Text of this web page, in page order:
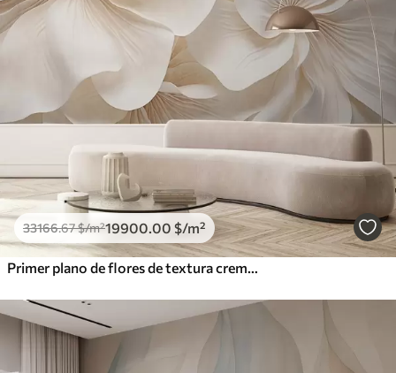
33166.67$/m²19900 .00 $/m²